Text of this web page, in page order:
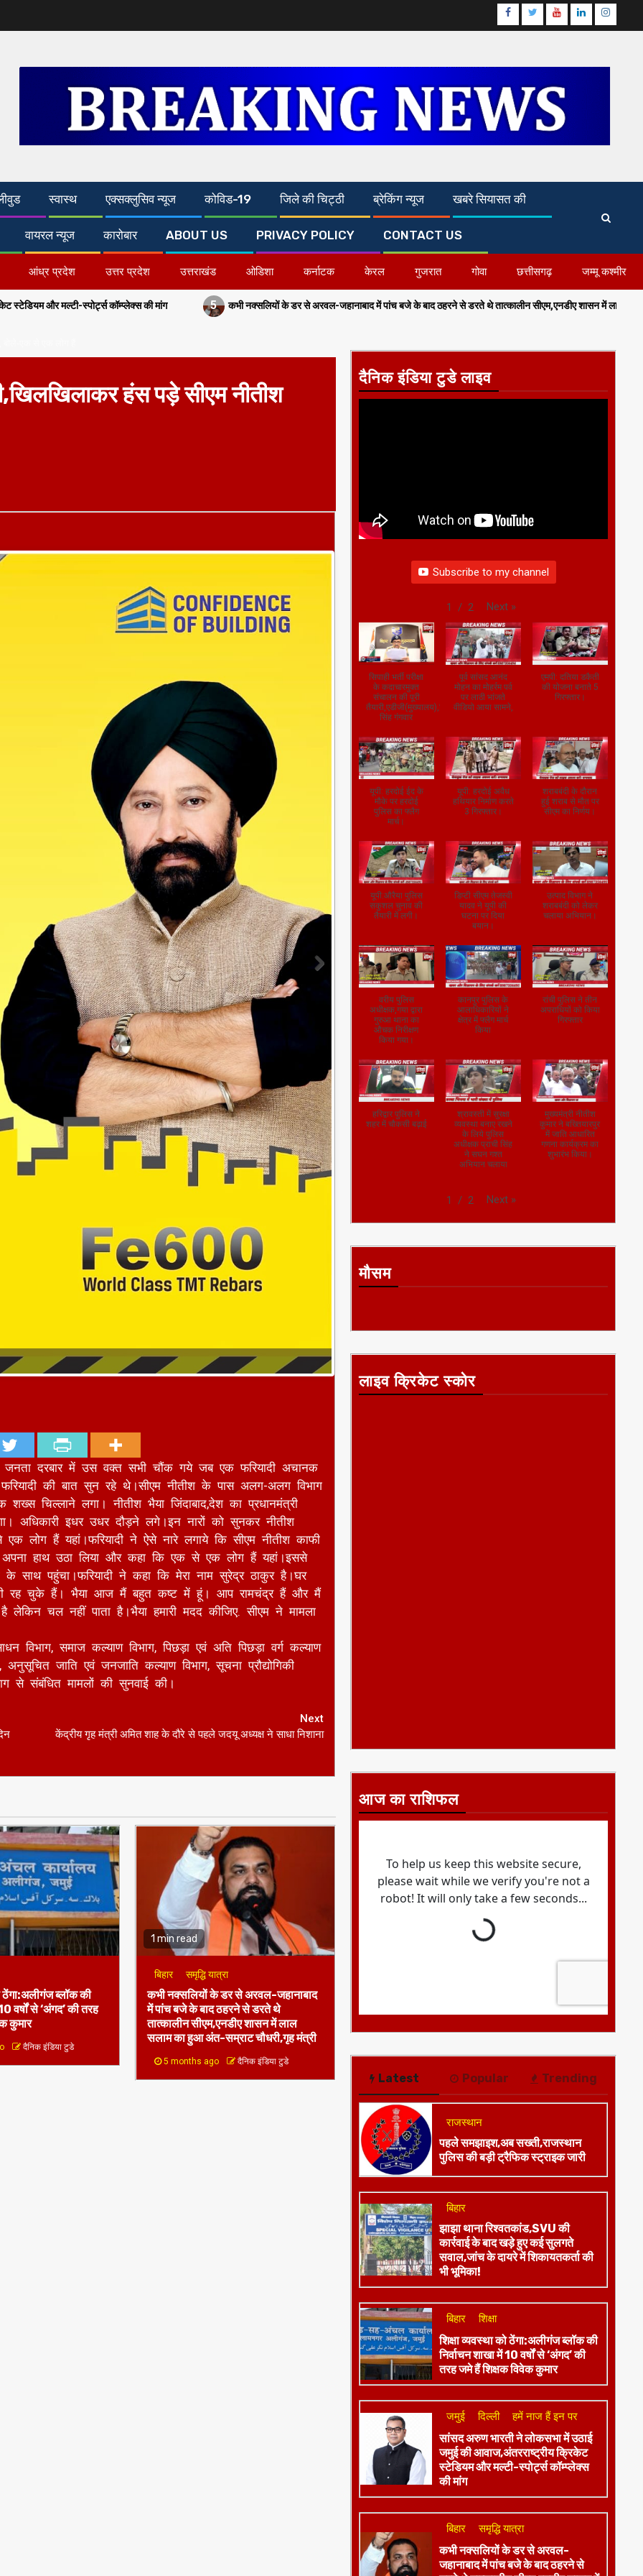
Facebook
TwitterYoutubeLinkedin
स्वास्थ एक्सक्लुसिव न्यूज कोविड-19 जिले की चिट्ठी ब्रेकिंग न्यूज खबरे सियासत की
वायरल न्यूज कारोबार ABOUT US PRIVACY POLICY CONTACT US
आंध्र प्रदेश उत्तर प्रदेश उत्तराखंड ओडिशा कर्नाटक केरल गुजरात गोवा छत्तीसगढ़ जम्मू कश्मीर
कॉम्प्लेक्स की मांग 5 कभी नक्सलियों के डर से अरवल-जहानाबाद में पांच बजे के बाद ठहरने से डरते थे तात्कालीन सीएम,एनडीए शासन में लाल सलाम का हुआ अंत-सम्राट
हंस पड़े सीएम नीतीश
की बात सुन रहे थे।सीएम नीतीश के पास अलग-अलग विभाग
चिल्लाने लगा। नीतीश भैया जिंदाबाद,देश का प्रधानमंत्री
अधिकारी इधर उधर दौड़ने लगे।इन नारों को सुनकर नीतीश
लोग हैं यहां।फरियादी ने ऐसे नारे लगाये कि सीएम नीतीश काफी
हाथ उठा लिया और कहा कि एक से एक लोग हैं यहां।इससे
साथ पहुंचा।फरियादी ने कहा कि मेरा नाम सुरेद्र ठाकुर है।घर
रह चुके हैं। भैया आज मैं बहुत कष्ट में हूं। आप रामचंद्र हैं और मैं
चल नहीं पाता है।भैया हमारी मदद कीजिए. सीएम ने मामला
विभाग, समाज कल्याण विभाग, पिछड़ा एवं अति पिछड़ा वर्ग कल्याण
अनुसूचित जाति एवं जनजाति कल्याण विभाग, सूचना प्रौद्योगिकी
से संबंधित मामलों की सुनवाई की।
केंद्रीय गृह मंत्री अमित शाह के दौरे से पहले जदयू अध्यक्ष ने साधा निशाना
ठेंगा:अलीगंज ब्लॉक की
वर्षों से ‘अंगद’ की तरह
दैनिक इंडिया टुडे
1 min read
बिहार समृद्धि यात्रा
कभी नक्सलियों के डर से अरवल-जहानाबाद
में पांच बजे के बाद ठहरने से डरते थे
तात्कालीन सीएम,एनडीए शासन में लाल
सलाम का हुआ अंत-सम्राट चौधरी,गृह मंत्री
5 months ago दैनिक इंडिया टुडे
दैनिक इंडिया टुडे लाइव
Subscribe to my channel
1 / 2 Next »
सिपाही भर्ती परीक्षा
के कदाचारमुक्त
संचालन की पूरी
तैयारी,एडीजी(मुख्यालय),जितेंद्र
सिंह गंगवार
पूर्व सांसद आनंद
मोहन का मोहर्रम पर्व
पर लाठी भांजते
वीडियो आया सामने,
एमपी: दतिया डकैती
की योजना बनाते 5
गिरफ्तार।
यूपी: हरदोई ईद के
मौके पर हरदोई
पुलिस का फ्लैग
मार्च।
यूपी: हरदोई अवैध
हथियार निर्माण करते
3 गिरफ्तार।
शराबबंदी के दौरान
हुई शराब से मौत पर
सीएम का निर्णय।
यूपी:औरैया पुलिस
सकुशल चुनाव की
तैयारी में लगी।
डिप्टी सीएम तेजस्वी
यादव ने यूपी की
घटना पर दिया
बयान।
उत्पाद विभाग ने
शराबबंदी को लेकर
चलाया अभियान।
वरीय पुलिस
अधीक्षक,गया द्वारा
गुरुआ थाना का
औचक निरीक्षण
किया गया।
कानपुर पुलिस के
आलाधिकारियों ने
क्षेत्र में फ्लैग मार्च
किया
रांची पुलिस ने तीन
अपराधियों को किया
गिरफ्तार
हरिद्वार पुलिस ने
शहर में चौकसी बढ़ाई
श्रावस्ती में सुरक्षा
व्यवस्था बनाए रखने
के लिये पुलिस
अधीक्षक प्राची सिंह
ने सघन गश्त
अभियान चलाया
मुख्यमंत्री नीतीश
कुमार ने बख्तियारपुर
में जाति आधारित
गणना कार्यक्रम का
शुभारंभ किया।
1 / 2 Next »
मौसम
लाइव क्रिकेट स्कोर
आज का राशिफल
Latest Popular Trending
राजस्थान
पहले समझाइश,अब सख्ती,राजस्थान
पुलिस की बड़ी ट्रैफिक स्ट्राइक जारी
बिहार
झाझा थाना रिश्वतकांड,SVU की
कार्रवाई के बाद खड़े हुए कई सुलगते
सवाल,जांच के दायरे में शिकायतकर्ता की
भी भूमिका!
बिहार शिक्षा
शिक्षा व्यवस्था को ठेंगा:अलीगंज ब्लॉक की
निर्वाचन शाखा में 10 वर्षों से ‘अंगद’ की
तरह जमे हैं शिक्षक विवेक कुमार
जमुई दिल्ली हमें नाज हैं इन पर
​सांसद अरुण भारती ने लोकसभा में उठाई
जमुई की आवाज,अंतरराष्ट्रीय क्रिकेट
स्टेडियम और मल्टी-स्पोर्ट्स कॉम्प्लेक्स
की मांग
बिहार समृद्धि यात्रा
कभी नक्सलियों के डर से अरवल-
जहानाबाद में पांच बजे के बाद ठहरने से